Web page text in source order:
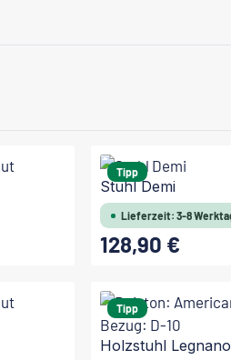
Tipp
Stuhl Demi
Lieferzeit: 3-8
Regulärer Preis:
128,90 €
Tipp
Holzstuhl